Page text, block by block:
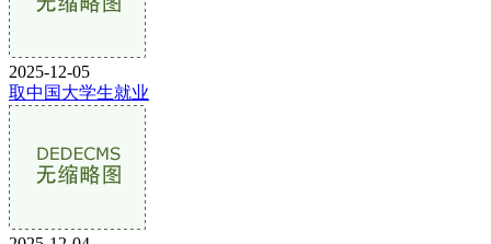
2025-12-05
取中国大学生就业